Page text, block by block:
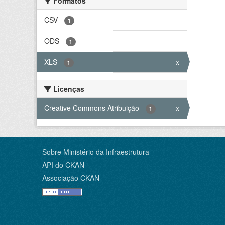
CSV - 1
ODS - 1
XLS - 1 x
Licenças
Creative Commons Atribuição - 1 x
Sobre Ministério da Infraestrutura
API do CKAN
Associação CKAN